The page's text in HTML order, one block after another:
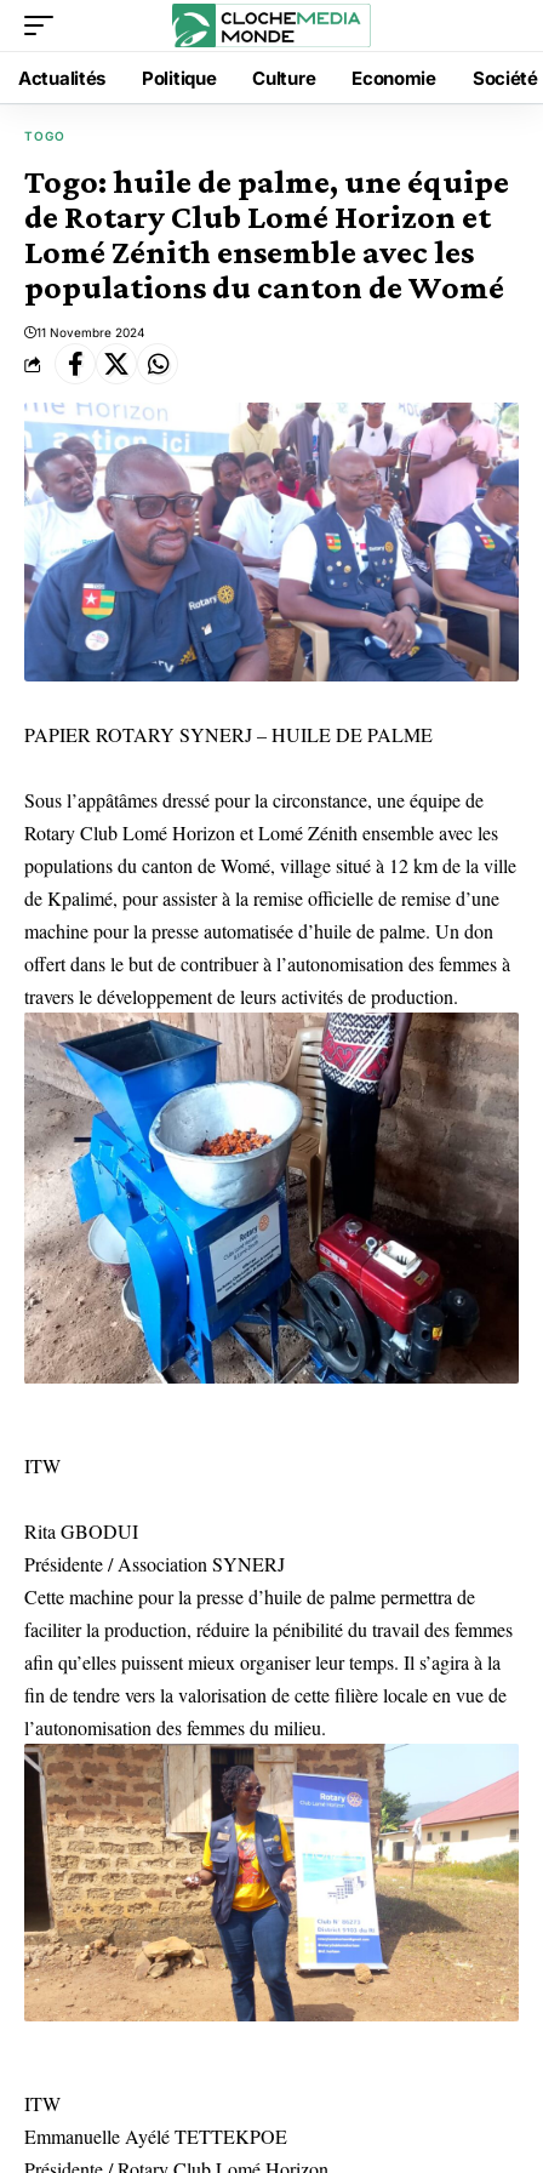
Actualités Politique Culture Economie Société
TOGO
Togo: huile de palme, une équipe
de Rotary Club Lomé Horizon et
Lomé Zénith ensemble avec les
populations du canton de Womé
11 Novembre 2024
PAPIER ROTARY SYNERJ – HUILE DE PALME
Sous l’appâtâmes dressé pour la circonstance, une équipe de
Rotary Club Lomé Horizon et Lomé Zénith ensemble avec les
populations du canton de Womé, village situé à 12 km de la ville
de Kpalimé, pour assister à la remise officielle de remise d’une
machine pour la presse automatisée d’huile de palme. Un don
offert dans le but de contribuer à l’autonomisation des femmes à
travers le développement de leurs activités de production.
ITW
Rita GBODUI
Présidente / Association SYNERJ
Cette machine pour la presse d’huile de palme permettra de
faciliter la production, réduire la pénibilité du travail des femmes
afin qu’elles puissent mieux organiser leur temps. Il s’agira à la
fin de tendre vers la valorisation de cette filière locale en vue de
l’autonomisation des femmes du milieu.
ITW
Emmanuelle Ayélé TETTEKPOE